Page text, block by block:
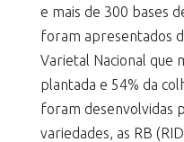
e mais de 300 bases
foram apresentados
Varietal Nacional que
plantada e 54% da
foram desenvolvidas
variedades, as RB